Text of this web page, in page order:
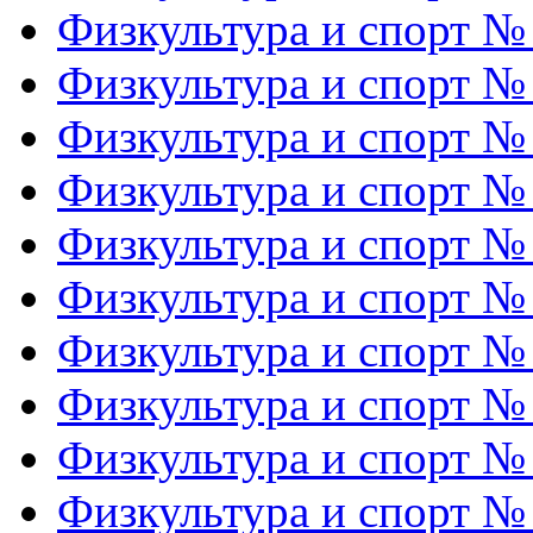
Физкультура и спорт
Физкультура и спорт
Физкультура и спорт
Физкультура и спорт
Физкультура и спорт
Физкультура и спорт
Физкультура и спорт
Физкультура и спорт
Физкультура и спорт
Физкультура и спорт